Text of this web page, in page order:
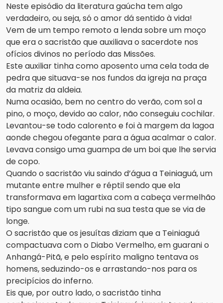
Neste episódio da literatura gaúcha tem algo
verdadeiro, ou seja, só o amor dá sentido à vida!
Vem de um tempo remoto a lenda sobre um moço
que era o sacristão que auxiliava o sacerdote nos
ofícios divinos no período das Missões.
Este auxiliar tinha como aposento uma cela toda de
pedra que situava-se nos fundos da igreja na praça
da matriz da aldeia.
Numa ocasião, bem no centro do verão, com sol a
pino, o moço, devido ao calor, não conseguiu cochilar.
Levantou-se todo calorento e foi à margem da lagoa
aonde chegou ofegante para a água acalmar o calor.
Levava consigo uma guampa de um boi que lhe servia
de copo.
Quando o sacristão viu saindo d’água a Teiniaguá, um
mutante entre mulher e réptil sendo que ela
transformava em lagartixa com a cabeça vermelhão
tipo sangue com um rubi na sua testa que se via de
longe.
O sacristão que os jesuítas diziam que a Teiniaguá
compactuava com o Diabo Vermelho, em guarani o
Anhangá-Pitã, e pelo espírito maligno tentava os
homens, seduzindo-os e arrastando-nos para os
precipícios do inferno.
Eis que, por outro lado, o sacristão tinha